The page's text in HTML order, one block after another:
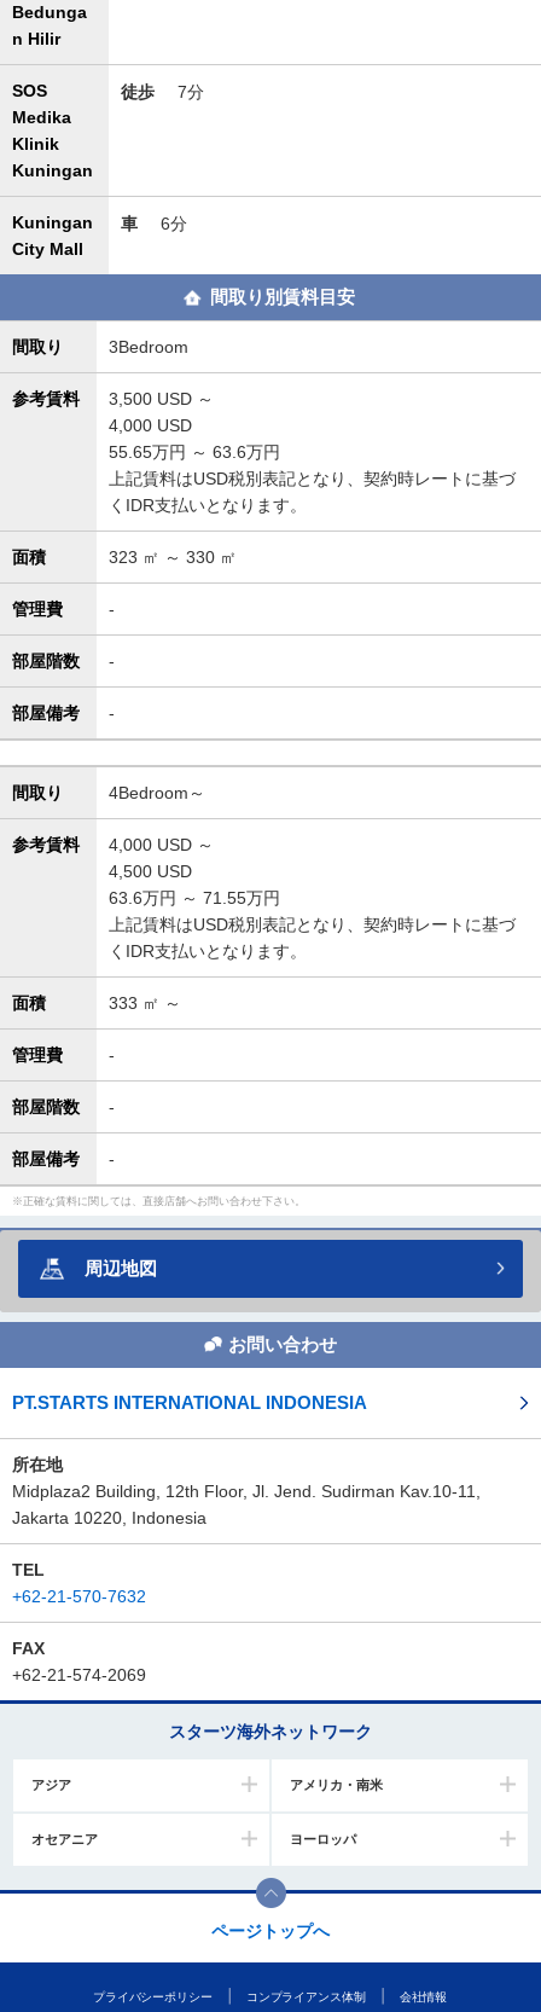
Bedunga
n Hilir
SOS
Medika
Klinik
Kuningan
徒歩 7分
Kuningan
City Mall
車 6分
間取り別賃料目安
間取り 3Bedroom
参考賃料 3,500 USD ～
4,000 USD
55.65万円 ～ 63.6万円
上記賃料はUSD税別表記となり、契約時レートに基づ
くIDR支払いとなります。
面積 323 ㎡ ～ 330 ㎡
管理費 -
部屋階数 -
部屋備考 -
間取り 4Bedroom～
参考賃料 4,000 USD ～
4,500 USD
63.6万円 ～ 71.55万円
上記賃料はUSD税別表記となり、契約時レートに基づ
くIDR支払いとなります。
面積 333 ㎡ ～
管理費 -
部屋階数 -
部屋備考 -
正確な賃料に関しては、直接店舗へお問い合わせ下さい。
周辺地図
お問い合わせ
PT.STARTS INTERNATIONAL INDONESIA
所在地
Midplaza2 Building, 12th Floor, Jl. Jend. Sudirman Kav.10-11,
Jakarta 10220, Indonesia
TEL
+62-21-570-7632
FAX
+62-21-574-2069
スターツ海外ネットワーク
アジア アメリカ・南米
オセアニア ヨーロッパ
ページトップへ
プライバシーポリシー コンプライアンス体制 会社情報